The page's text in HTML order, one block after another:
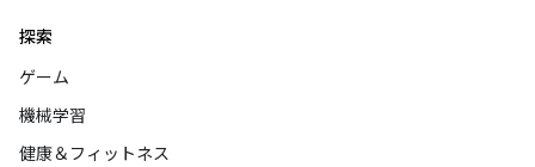
探索
ゲーム
機械学習
健康＆フィットネス